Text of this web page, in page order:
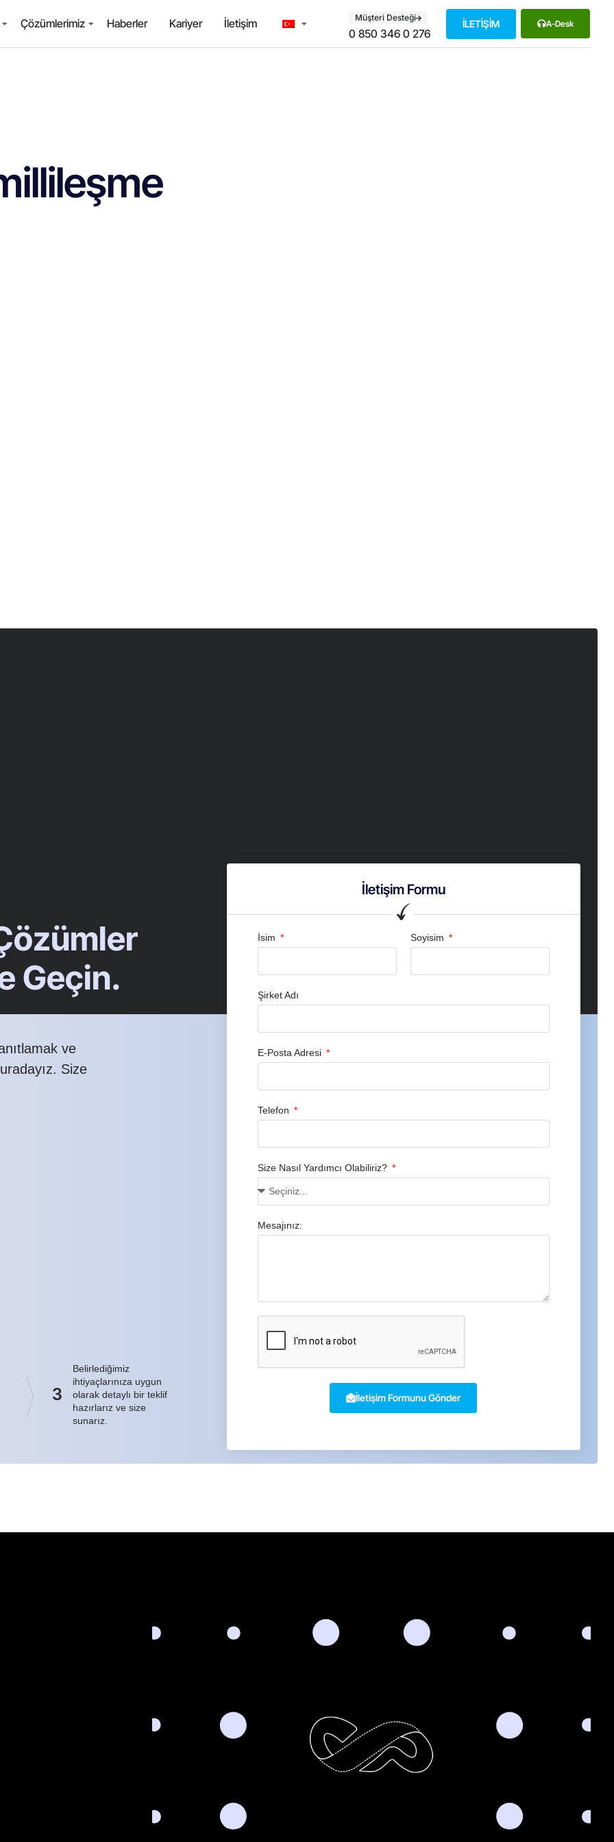
Çözümlerimiz Haberler Kariyer İletişim Müşteri Desteği
0 850 346 0 276
İLETİŞİM A-Desk
Geçin.
ve
Size
3
Belirlediğimiz
ihtiyaçlarınıza uygun
olarak detaylı bir teklif
hazırlarız ve size
sunarız.
İletişim Formu
İsim Soyisim
Şirket Adı
E-Posta Adresi
Telefon
Size Nasıl Yardımcı Olabiliriz?
Mesajınız:
İletişim Formunu Gönder